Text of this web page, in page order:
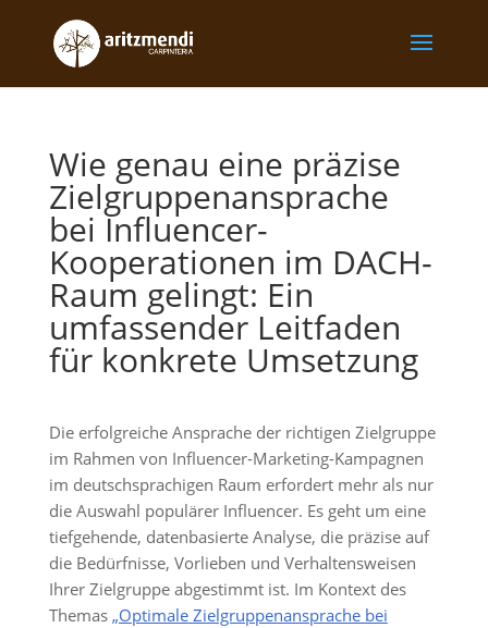
Wie genau eine präzise
Zielgruppenansprache
bei Influencer-
Kooperationen im DACH-
Raum gelingt: Ein
umfassender Leitfaden
für konkrete Umsetzung
Die erfolgreiche Ansprache der richtigen Zielgruppe
im Rahmen von Influencer-Marketing-Kampagnen
im deutschsprachigen Raum erfordert mehr als nur
die Auswahl populärer Influencer. Es geht um eine
tiefgehende, datenbasierte Analyse, die präzise auf
die Bedürfnisse, Vorlieben und Verhaltensweisen
Ihrer Zielgruppe abgestimmt ist. Im Kontext des
Themas„Optimale Zielgruppenansprache bei